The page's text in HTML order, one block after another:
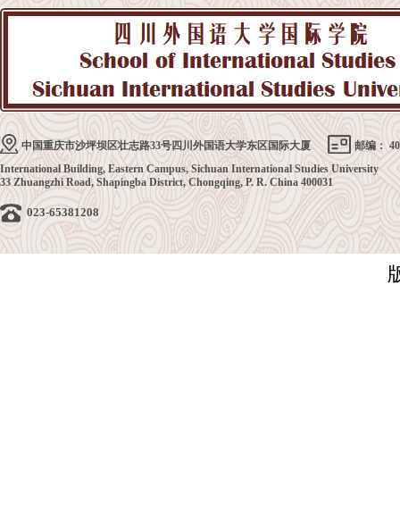
中国重庆市沙坪坝区壮志路33号四川外国语大学东区国际大厦
邮编：
International Building, Eastern Campus, Sichuan International Studies University
33 Zhuangzhi Road, Shapingba District, Chongqing, P. R. China 400031
023-65381208